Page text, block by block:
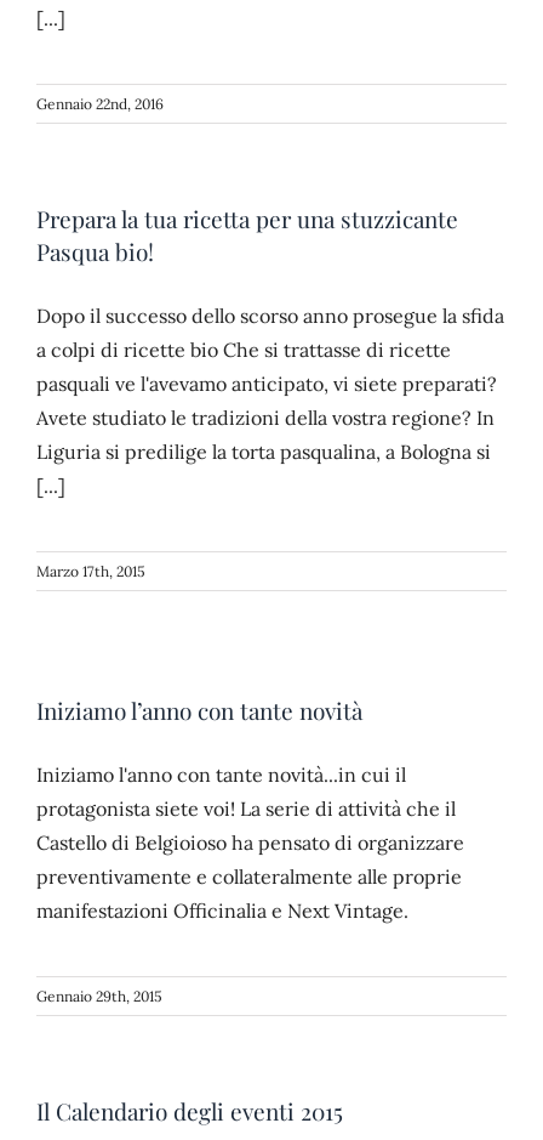
[...]
Gennaio 22nd, 2016
Prepara la tua ricetta per una stuzzicante
Pasqua bio!
Dopo il successo dello scorso anno prosegue la sfida
a colpi di ricette bio Che si trattasse di ricette
pasquali ve l'avevamo anticipato, vi siete preparati?
Avete studiato le tradizioni della vostra regione? In
Liguria si predilige la torta pasqualina, a Bologna si
[...]
Marzo 17th, 2015
Iniziamo l’anno con tante novità
Iniziamo l'anno con tante novità...in cui il
protagonista siete voi! La serie di attività che il
Castello di Belgioioso ha pensato di organizzare
preventivamente e collateralmente alle proprie
manifestazioni Officinalia e Next Vintage.
Gennaio 29th, 2015
Il Calendario degli eventi 2015